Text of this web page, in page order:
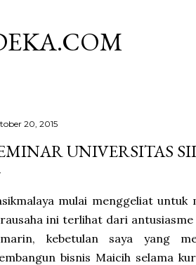
20, 2015
UNIVERSITAS
mulai menggeliat untuk
ini terlihat dari
kebetulan saya yang
bisnis Maicih selama